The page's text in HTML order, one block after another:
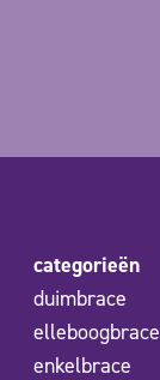
categorieën
duimbrace
elleboogbrace
enkelbrace